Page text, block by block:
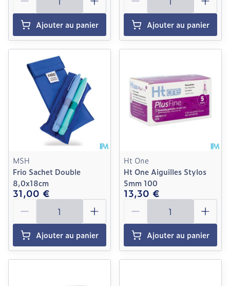
Ajouter au panier Ajouter au panier
MSH
Frio Sachet Double
8,0x18cm
31,00 €
Quantité
Ajouter au panier
Ht One
Ht One Aiguilles Stylos
5mm 100
13,30 €
Quantité
Ajouter au panier